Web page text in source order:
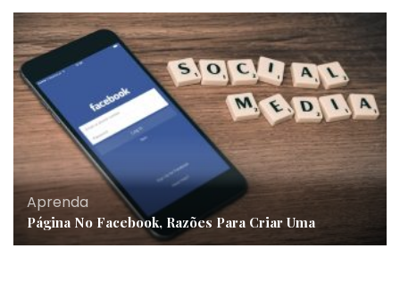
Aprenda
Página No Facebook, Razões Para Criar Uma